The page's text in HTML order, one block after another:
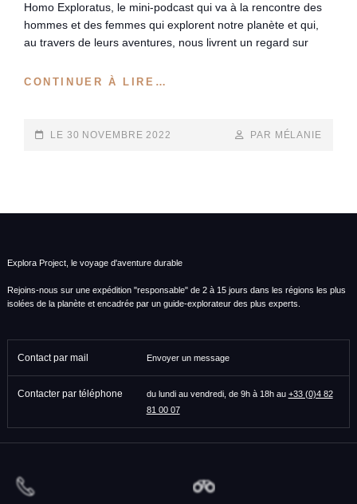
Homo Exploratus, le mini-podcast qui va à la rencontre des
hommes et des femmes qui explorent notre planète et qui,
au travers de leurs aventures, nous livrent un regard sur
CONTINUER À LIRE…
:
POSTED-
LE 30 NOVEMBRE 2022
BY
BYLINEPAR MÉLANIE
Explora Project, le voyage d'aventure durable
Rejoins-nous sur une expédition "responsable" de 2 à 15 jours dans les régions les plus
isolées de la planète et encadrée par un guide-explorateur des plus experts.
Contact par mail Envoyer un message
Contacter par téléphone du lundi au vendredi, de 9h à 18h au +33 (0)4 82
81 00 07